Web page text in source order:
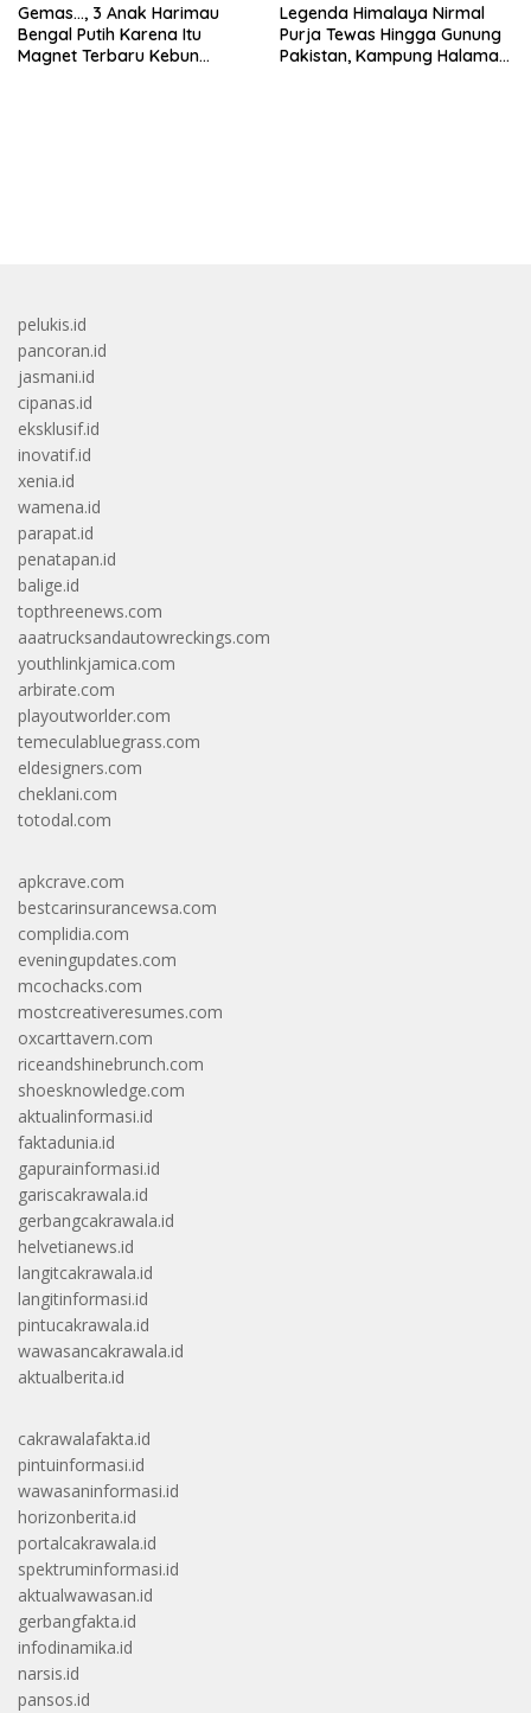
Gemas…, 3 Anak Harimau
Bengal Putih Karena Itu
Magnet Terbaru Kebun
Legenda Himalaya Nirmal
Purja Tewas Hingga Gunung
Pakistan, Kampung Halaman
pelukis.id
pancoran.id
jasmani.id
cipanas.id
eksklusif.id
inovatif.id
xenia.id
wamena.id
parapat.id
penatapan.id
balige.id
topthreenews.com
aaatrucksandautowreckings.com
youthlinkjamica.com
arbirate.com
playoutworlder.com
temeculabluegrass.com
eldesigners.com
cheklani.com
totodal.com
apkcrave.com
bestcarinsurancewsa.com
complidia.com
eveningupdates.com
mcochacks.com
mostcreativeresumes.com
oxcarttavern.com
riceandshinebrunch.com
shoesknowledge.com
aktualinformasi.id
faktadunia.id
gapurainformasi.id
gariscakrawala.id
gerbangcakrawala.id
helvetianews.id
langitcakrawala.id
langitinformasi.id
pintucakrawala.id
wawasancakrawala.id
aktualberita.id
cakrawalafakta.id
pintuinformasi.id
wawasaninformasi.id
horizonberita.id
portalcakrawala.id
spektruminformasi.id
aktualwawasan.id
gerbangfakta.id
infodinamika.id
narsis.id
pansos.id